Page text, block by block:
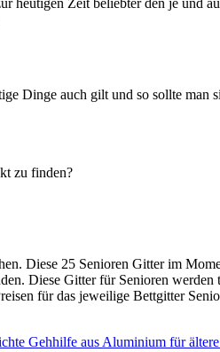
heutigen Zeit beliebter den je und
Dinge auch gilt und so sollte man
zu finden?
Diese 25 Senioren Gitter im
Diese Gitter für Senioren
für das jeweilige Bettgitter